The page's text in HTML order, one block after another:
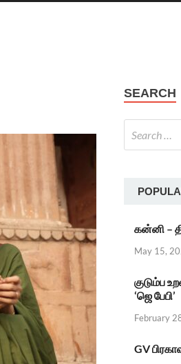
SEARCH
கன்னி –
May 15,
குடும்ப
‘ஜெ பேபி’
February
GV